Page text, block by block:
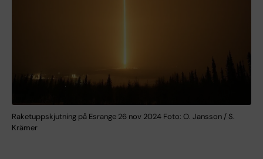
Raketuppskjutning på Esrange 26 nov 2024 Foto: O. Jansson / S.
Krämer